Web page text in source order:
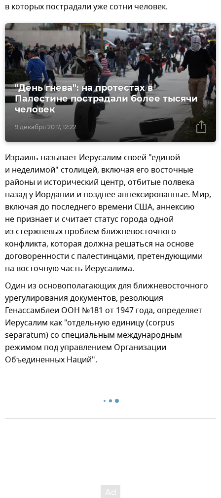
в которых пострадали уже сотни человек.
9 декабря 2017, 12:22
"День гнева": на протестах в
Палестине пострадали более тысячи
человек
Израиль называет Иерусалим своей "единой
и неделимой" столицей, включая его восточные
районы и исторический центр, отбитые полвека
назад у Иордании и позднее аннексированные. Мир,
включая до последнего времени США, аннексию
не признает и считает статус города одной
из стержневых проблем ближневосточного
конфликта, которая должна решаться на основе
договоренности с палестинцами, претендующими
на восточную часть Иерусалима.
Один из основополагающих для ближневосточного
урегулирования документов, резолюция
Генассамблеи ООН №181 от 1947 года, определяет
Иерусалим как "отдельную единицу (corpus
separatum) со специальным международным
режимом под управлением Организации
Объединенных Наций".